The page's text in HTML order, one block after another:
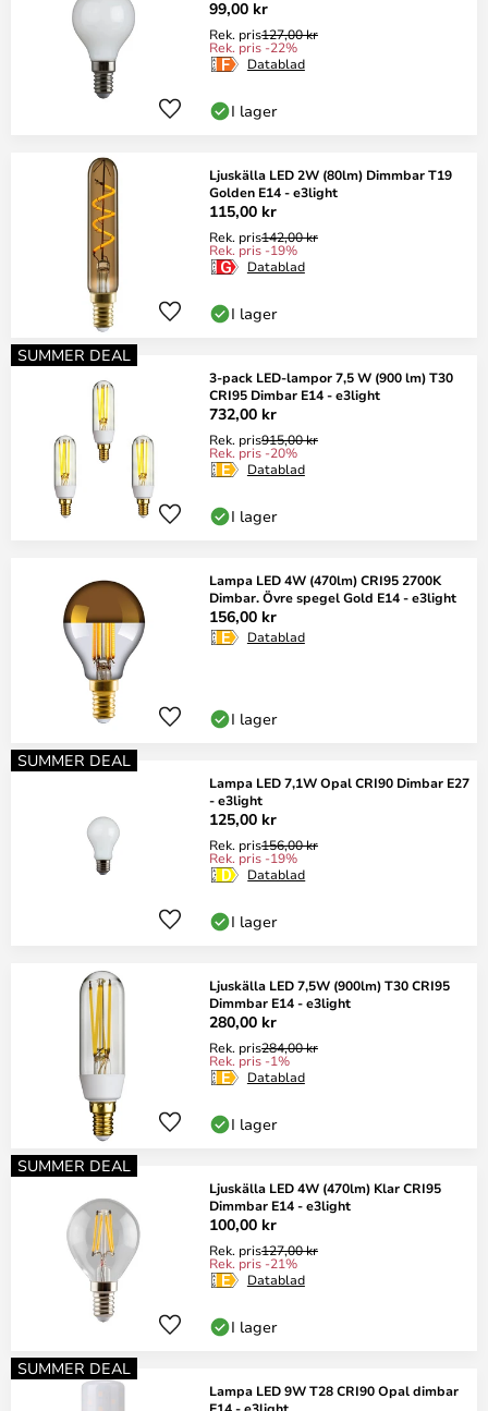
99,00 kr
Rek. pris127,00 kr
Rek. pris -22%
Datablad
I lager
Ljuskälla LED 2W (80lm) Dimmbar T19
Golden E14 - e3light
115,00 kr
Rek. pris142,00 kr
Rek. pris -19%
Datablad
I lager
SUMMER DEAL
3-pack LED-lampor 7,5 W (900 lm) T30
CRI95 Dimbar E14 - e3light
732,00 kr
Rek. pris915,00 kr
Rek. pris -20%
Datablad
I lager
Lampa LED 4W (470lm) CRI95 2700K
Dimbar. Övre spegel Gold E14 - e3light
156,00 kr
Datablad
I lager
SUMMER DEAL
Lampa LED 7,1W Opal CRI90 Dimbar E27
- e3light
125,00 kr
Rek. pris156,00 kr
Rek. pris -19%
Datablad
I lager
Ljuskälla LED 7,5W (900lm) T30 CRI95
Dimmbar E14 - e3light
280,00 kr
Rek. pris284,00 kr
Rek. pris -1%
Datablad
I lager
SUMMER DEAL
Ljuskälla LED 4W (470lm) Klar CRI95
Dimmbar E14 - e3light
100,00 kr
Rek. pris127,00 kr
Rek. pris -21%
Datablad
I lager
SUMMER DEAL
Lampa LED 9W T28 CRI90 Opal dimbar